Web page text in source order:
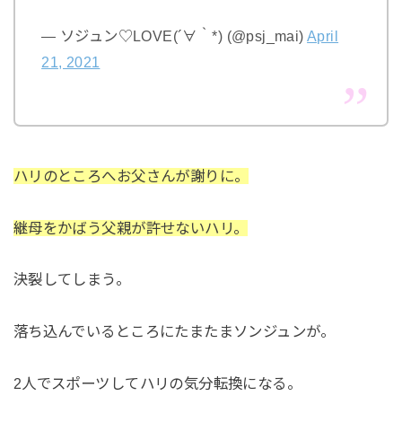
— ソジュン♡LOVE(´∀｀*) (@psj_mai)April
21, 2021
ハリのところへお父さんが謝りに。
継母をかばう父親が許せないハリ。
決裂してしまう。
落ち込んでいるところにたまたまソンジュンが。
2人でスポーツしてハリの気分転換になる。